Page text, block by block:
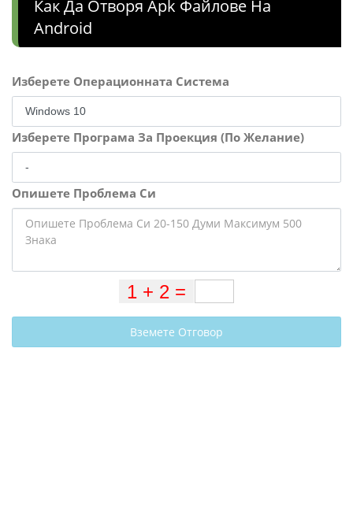
Как Да Отворя Apk Файлове На
Android
Изберете Операционната Система
Изберете Програма За Проекция (По Желание)
Опишете Проблема Си
Вземете Отговор